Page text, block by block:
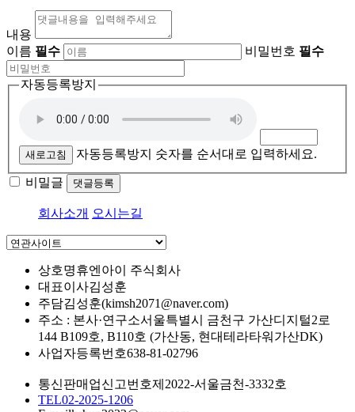
내용
이름 필수 비밀번호 필수
자동등록방지
새로고침 자동등록방지 숫자를 순서대로 입력하세요.
비밀글 댓글등록
회사소개 오시는길
상호명휴엔아이 주식회사
대표이사김성훈
주담김성훈(kimsh2071@naver.com)
주소 : 본사·연구소서울특별시 금천구 가산디지털2로
144 B109호, B110호 (가산동, 현대테라타워가산DK)
사업자등록번호638-81-02796
통신판매업신고번호제2022-서울금천-3332호
TEL02-2025-1206